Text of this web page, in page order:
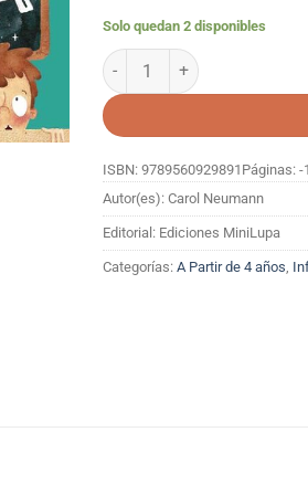
Solo quedan 2 disponibles
NOS HECHIZA CON SU TIZA
ISBN: 9789560929891 Páginas: -1
Autor(es): Carol Neumann
Editorial: Ediciones MiniLupa
Categorías: A Partir de 4 años,